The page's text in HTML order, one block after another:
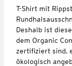
T-Shirt mit
Deshalb ist
dem Organic
zertifiziert sind,
ökologisch